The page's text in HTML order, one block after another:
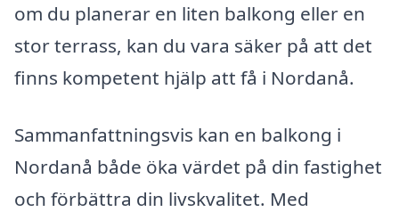
om du planerar en liten balkong eller en
stor terrass, kan du vara säker på att det
finns kompetent hjälp att få i Nordanå.
Sammanfattningsvis kan en balkong i
Nordanå både öka värdet på din fastighet
och förbättra din livskvalitet. Med